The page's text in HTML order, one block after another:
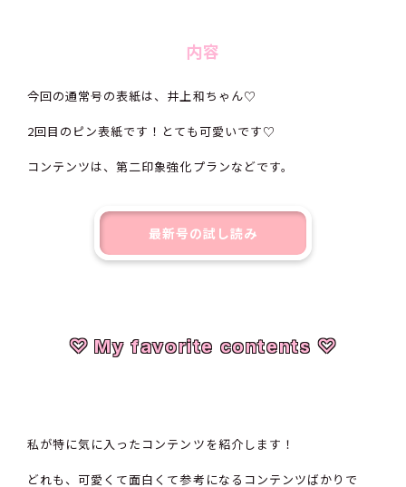
内容
今回の通常号の表紙は、井上和ちゃん♡
2回目のピン表紙です！とても可愛いです♡
コンテンツは、第二印象強化プランなどです。
最新号の試し読み
♡ My favorite contents ♡
私が特に気に入ったコンテンツを紹介します！
どれも、可愛くて面白くて参考になるコンテンツばかりで